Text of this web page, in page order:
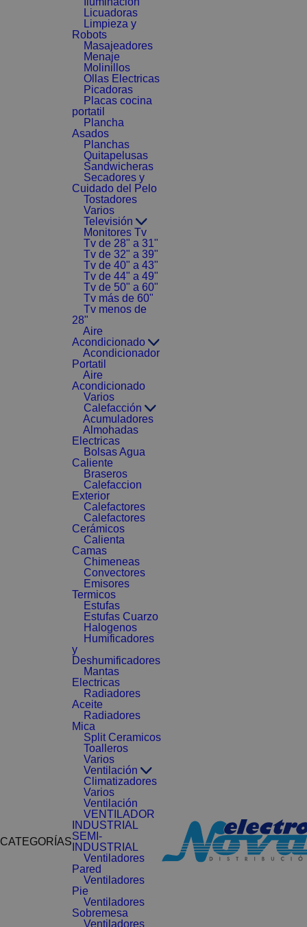
CATEGORÍAS
Licuadoras
Limpieza y
Robots
Masajeadores
Menaje
Molinillos
Ollas Electricas
Picadoras
Placas cocina
portatil
Plancha
Asados
Planchas
Quitapelusas
Sandwicheras
Secadores y
Cuidado del Pelo
Tostadores
Varios
Televisión
Monitores Tv
Tv de 28" a 31"
Tv de 32" a 39"
Tv de 40" a 43"
Tv de 44" a 49"
Tv de 50" a 60"
Tv más de 60"
Tv menos de
28"
Aire
Acondicionado
Acondicionador
Portatil
Aire
Acondicionado
Varios
Calefacción
Acumuladores
Almohadas
Electricas
Bolsas Agua
Caliente
Braseros
Calefaccion
Exterior
Calefactores
Calefactores
Cerámicos
Calienta
Camas
Chimeneas
Convectores
Emisores
Termicos
Estufas
Estufas Cuarzo
Halogenos
Humificadores
y
Deshumificadores
Mantas
Electricas
Radiadores
Aceite
Radiadores
Mica
Split Ceramicos
Toalleros
Varios
Ventilación
Climatizadores
Varios
Ventilación
VENTILADOR
INDUSTRIAL
SEMI-
INDUSTRIAL
Ventiladores
Pared
Ventiladores
Pie
Ventiladores
Sobremesa
Ventiladores